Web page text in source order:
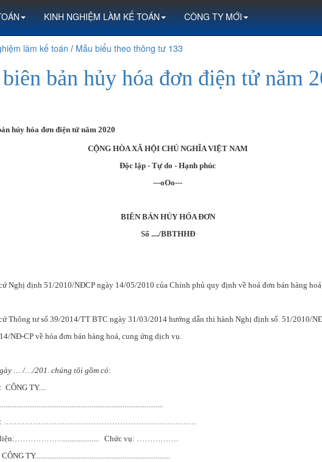
KINH NGHIỆM LÀM KẾ TOÁN CÔNG TY MỚI
làm kế toán / Mẫu biểu theo thông tư 133
bản hủy hóa đơn điện tử năm
hủy hóa đơn điện tử năm 2020
CỘNG HÒA XÃ HỘI CHỦ NGHĨA VIỆT NAM
Độc lập - Tự do - Hạnh phúc
---oOo---
BIÊN BẢN HỦY HÓA ĐƠN
Số ..../BBTHHĐ
định 51/2010/NĐCP ngày 14/05/2010 của Chính phủ quy định về hoá đơn bán hàng
tư số 39/2014/TT BTC ngày 31/03/2014 hướng dẫn thi hành Nghị định số 51/2010/
NĐ-CP về hóa đơn bán hàng hoá, cung ứng dịch vụ.
… /…/201. chúng tôi gồm có:
: CÔNG TY....
……………………………………………………………….
diện:……………….................... Chức vụ: …………….
CÔNG TY..........................................................................